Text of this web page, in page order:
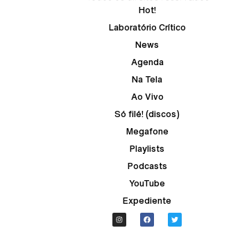
Hot!
Laboratório Crítico
News
Agenda
Na Tela
Ao Vivo
Só filé! (discos)
Megafone
Playlists
Podcasts
YouTube
Expediente